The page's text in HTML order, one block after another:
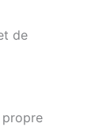
de
propre